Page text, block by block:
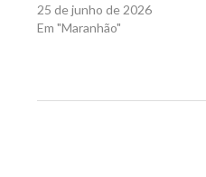
25 de junho de 2026
Em "Maranhão"